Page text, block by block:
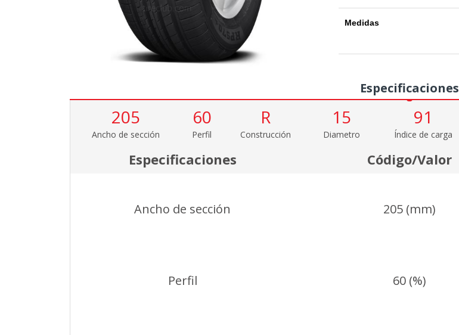
Medidas
Especificaciones
205
Ancho de sección
60
Perfil
R
Construcción
15
Diametro
91
Índice de carga
Especificaciones Código/Valor
Ancho de sección 205 (mm)
Perfil 60 (%)